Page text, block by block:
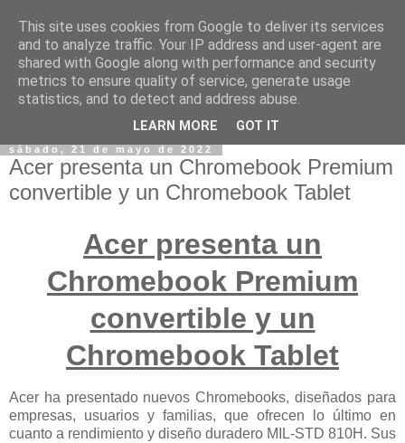
sábado, 21 de mayo de 2022
Acer presenta un Chromebook Premium
convertible y un Chromebook Tablet
Acer presenta un
Chromebook Premium
convertible y un
Chromebook Tablet
Acer ha presentado nuevos Chromebooks, diseñados para
empresas, usuarios y familias, que ofrecen lo último en
cuanto a rendimiento y diseño duradero MIL-STD 810H. Sus
This site uses cookies from Google to deliver its services
and to analyze traffic. Your IP address and user-agent are
shared with Google along with performance and security
metrics to ensure quality of service, generate usage
statistics, and to detect and address abuse.
LEARN MORE GOT IT